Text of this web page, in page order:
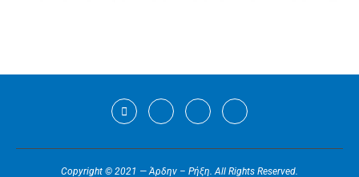
Copyright © 2021 — Άρδην – Ρήξη. All Rights Reserved.